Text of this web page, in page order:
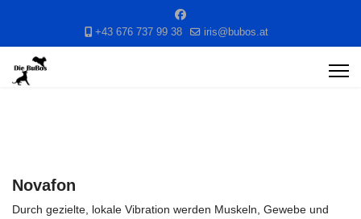
+43 676 737 99 38 iris@bubos.at
Novafon
Durch gezielte, lokale Vibration werden Muskeln, Gewebe und